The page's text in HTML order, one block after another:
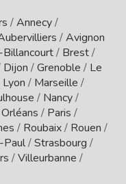
/Annecy/
/Avignon
/ Brest/
Dijon /Grenoble / Le
Lyon / Marseille /
/ Nancy/
Orléans / Paris /
/ Roubaix/ Rouen /
Paul/Strasbourg /
/Villeurbanne /